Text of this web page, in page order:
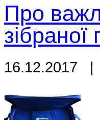
Про
зібраної
16.12.2017 |